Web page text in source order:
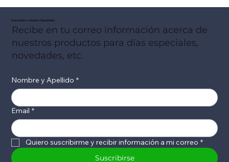
Suscribete a Nuestro Newsletter
Recibe en tu correo información acerca de
nuestros productos para días especiales,
novedades, etc.
Nombre y Apellido *
Email *
Quiero suscribirme y recibir información a mi correo *
Suscribirse